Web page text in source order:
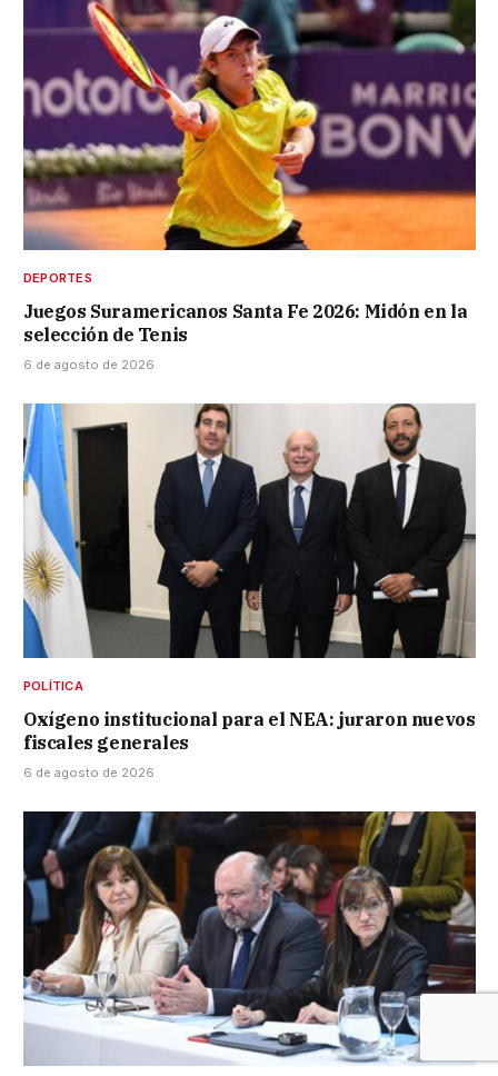
DEPORTES
Juegos Suramericanos Santa Fe 2026: Midón en la
selección de Tenis
6 de agosto de 2026
POLÍTICA
Oxígeno institucional para el NEA: juraron nuevos
fiscales generales
6 de agosto de 2026